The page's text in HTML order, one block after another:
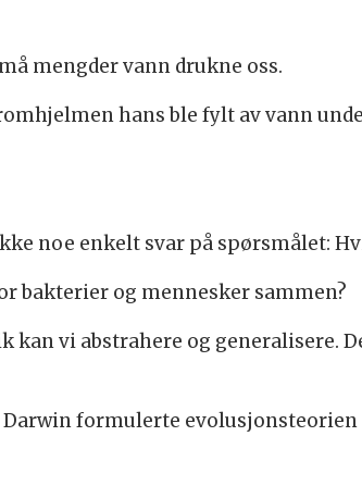
mengder vann drukne oss.
hans ble fylt av vann
noe enkelt svar på spørsmålet:
bakterier og mennesker sammen?
kan vi abstrahere og generalisere.
formulerte